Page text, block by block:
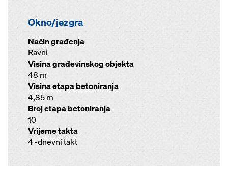
Okno/jezgra
Način građenja
Ravni
Visina građevinskog objekta
48 m
Visina etapa betoniranja
4,85 m
Broj etapa betoniranja
10
Vrijeme takta
4 -dnevni takt